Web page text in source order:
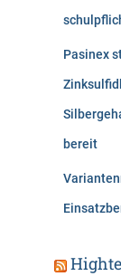
Pasinex
bereit